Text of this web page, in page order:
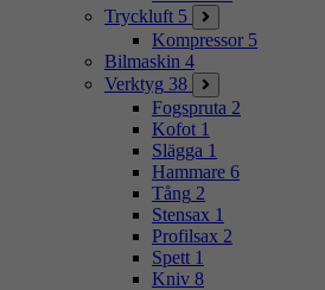
Tryckluft 5
Kompressor 5
Bilmaskin 4
Verktyg 38
Fogspruta 2
Kofot 1
Slägga 1
Hammare 6
Tång 2
Stensax 1
Profilsax 2
Spett 1
Kniv 8